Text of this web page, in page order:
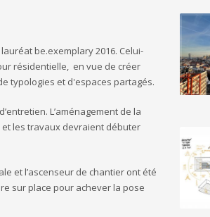
be.exemplary 2016. Celui-
résidentielle, en vue de créer
typologies et d'espaces partagés.
L’aménagement de la
les travaux devraient débuter
et l’ascenseur de chantier ont été
sur place pour achever la pose